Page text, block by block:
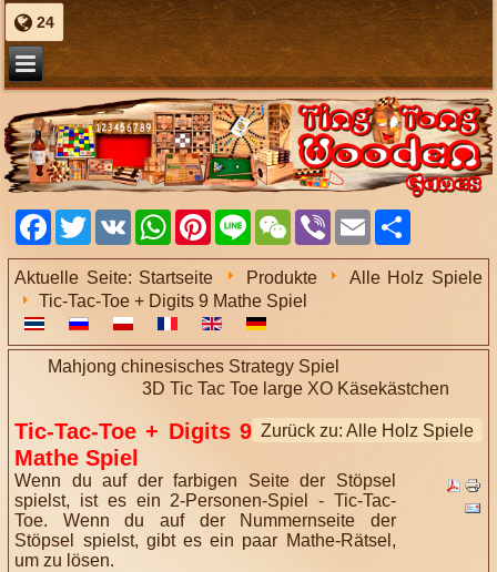
24
Facebook
TwitterVK WhatsAppPinterest
Line WeChatViber Email
Aktuelle Seite: Startseite Produkte
Alle Holz Spiele
Tic-Tac-Toe + Digits 9 Mathe Spiel
Mahjong chinesisches Strategy Spiel
3D Tic Tac Toe large XO Käsekästchen
Zurück zu: Alle Holz Spiele
Tic-Tac-Toe + Digits 9
Mathe Spiel
Wenn du auf der farbigen Seite der Stöpsel
spielst, ist es ein 2-Personen-Spiel - Tic-Tac-
Toe. Wenn du auf der Nummernseite der
Stöpsel spielst, gibt es ein paar Mathe-Rätsel,
um zu lösen.